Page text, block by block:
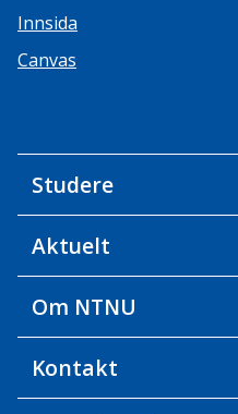
Innsida
Canvas
Studere
Aktuelt
Om NTNU
Kontakt